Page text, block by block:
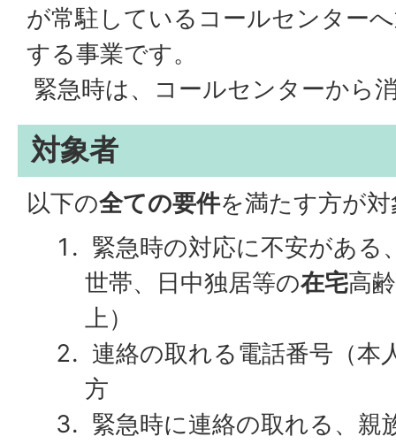
が常駐しているコールセンター
する事業です。
緊急時は、コールセンターから
対象者
以下の全ての要件を満たす方が
緊急時の対応に不安がある
世帯、日中独居等の在宅高
上）
連絡の取れる電話番号（本
方
緊急時に連絡の取れる、親